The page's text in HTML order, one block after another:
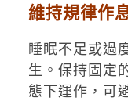
維持規律作
睡眠不足或過
生。保持固定
態下運作，可